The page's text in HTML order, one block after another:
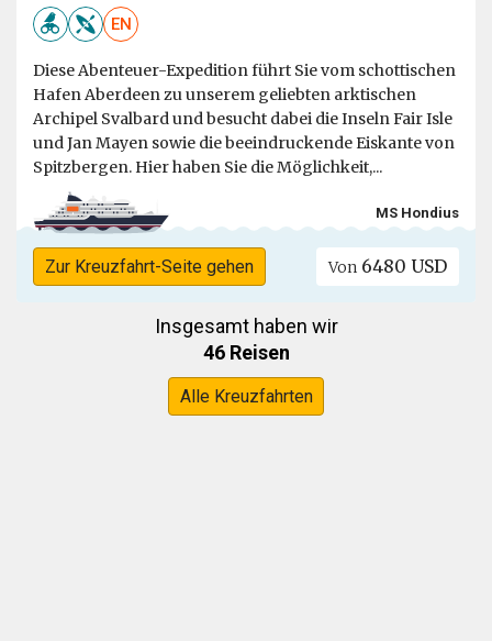
EN
Diese Abenteuer-Expedition führt Sie vom schottischen
Hafen Aberdeen zu unserem geliebten arktischen
Archipel Svalbard und besucht dabei die Inseln Fair Isle
und Jan Mayen sowie die beeindruckende Eiskante von
Spitzbergen. Hier haben Sie die Möglichkeit,...
MS Hondius
Zur Kreuzfahrt-Seite gehen Von 6480 USD
Insgesamt haben wir
46 Reisen
Alle Kreuzfahrten